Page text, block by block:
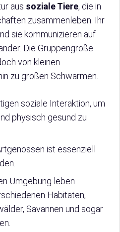
aus soziale Tiere, die in
zusammenleben. Ihr
sie kommunizieren auf
Die Gruppengröße
von kleinen
zu großen Schwärmen.
soziale Interaktion, um
physisch gesund zu
ist essenziell
Umgebung leben
Habitaten,
Savannen und sogar